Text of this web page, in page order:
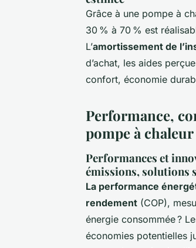
Grâce à une pompe à
30 % à 70 % est
L’amortissement de
d’achat, les aides
confort, économie
Performance,
pompe à
Performances et
émissions, solutions
La performance
rendement (COP),
énergie consommée ?
économies potentielles